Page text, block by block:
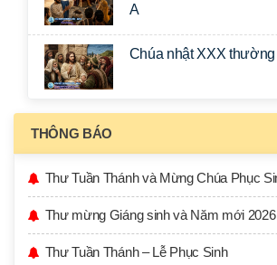
A
Chúa nhật XXX
THÔNG BÁO
Thư Tuần Thánh và Mừng Chúa Phục
Thư mừng Giáng sinh và Năm mới 2026
Thư Tuần Thánh – Lễ Phục Sinh